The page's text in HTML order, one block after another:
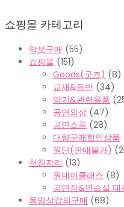
격:
격:
쇼핑몰 카테고리
악보구매 (55)
쇼핑몰 (151)
Goods(굿즈) (8)
교재&음반 (34)
악기&관련용품
공연의상 (47)
공연소품 (28)
대량구매할인상품
원단(판매불가)
천칭자리 (13)
원데이클래스 (8)
공연장&연습실 대
동영상강의구매 (68)